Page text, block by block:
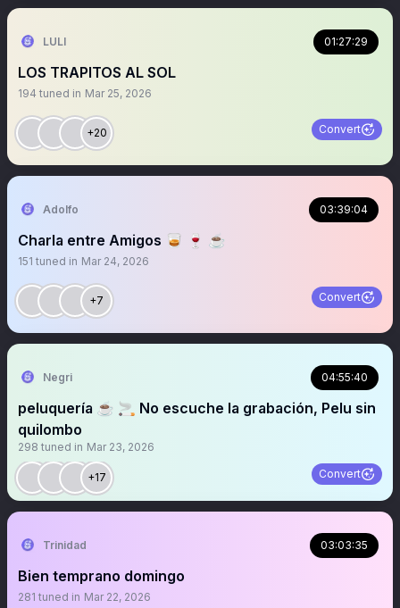
LULI 01:27:29
LOS TRAPITOS AL SOL
194 tuned in Mar 25, 2026
+20 Convert
Adolfo 03:39:04
Charla entre Amigos 🥃 🍷 ☕️
151 tuned in Mar 24, 2026
+7 Convert
Negri 04:55:40
peluquería ☕️ 🚬 No escuche la grabación, Pelu sin
quilombo
298 tuned in Mar 23, 2026
+17 Convert
Trinidad 03:03:35
Bien temprano domingo
281 tuned in Mar 22, 2026